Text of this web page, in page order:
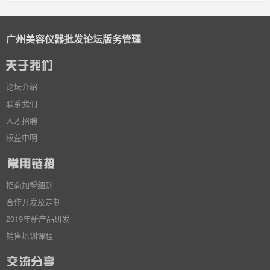
广州美容仪器批发论坛版务管理
论坛介绍
联系我们
人才招聘
权益申明
招商加盟细则
合作开发及定制
2019年新产品研发
销售培训课程